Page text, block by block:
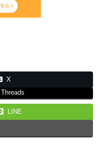
X
Threads
LINE